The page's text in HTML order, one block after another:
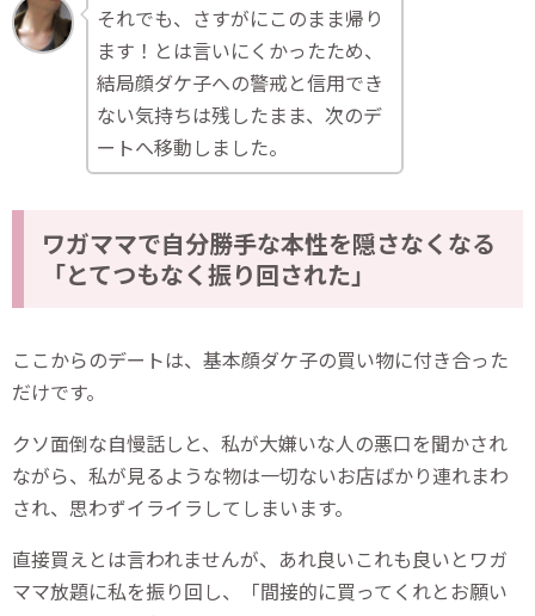
それでも、さすがにこのまま帰り
ます！とは言いにくかったため、
結局顔ダケ子への警戒と信用でき
ない気持ちは残したまま、次のデ
ートへ移動しました。
ワガママで自分勝手な本性を隠さなくなる
「とてつもなく振り回された」
ここからのデートは、基本顔ダケ子の買い物に付き合った
だけです。
クソ面倒な自慢話しと、私が大嫌いな人の悪口を聞かされ
ながら、私が見るような物は一切ないお店ばかり連れまわ
され、思わずイライラしてしまいます。
直接買えとは言われませんが、あれ良いこれも良いとワガ
ママ放題に私を振り回し、「間接的に買ってくれとお願い